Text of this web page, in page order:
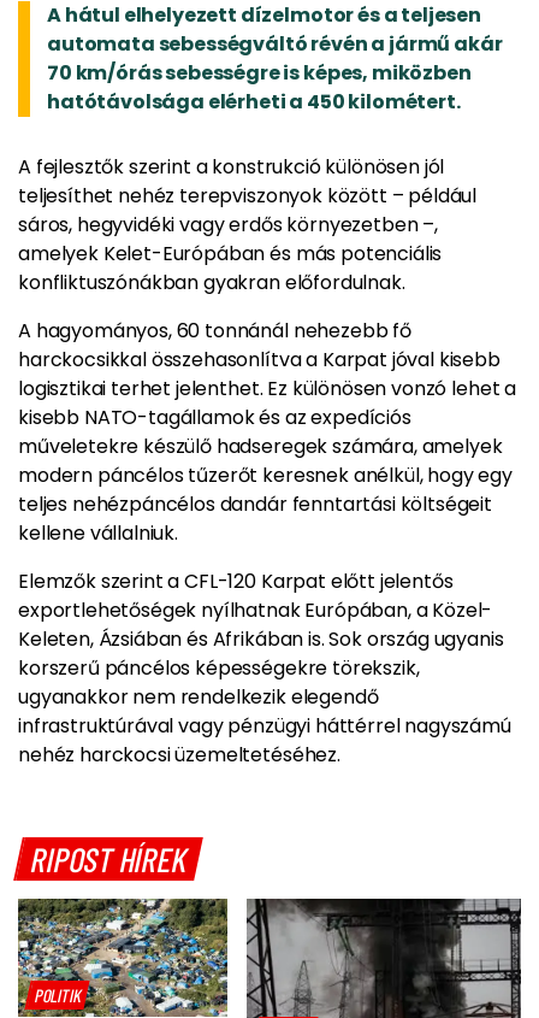
A hátul elhelyezett dízelmotor és a teljesen
automata sebességváltó révén a jármű akár
70 km/órás sebességre is képes, miközben
hatótávolsága elérheti a 450 kilométert.
A fejlesztők szerint a konstrukció különösen jól
teljesíthet nehéz terepviszonyok között – például
sáros, hegyvidéki vagy erdős környezetben –,
amelyek Kelet-Európában és más potenciális
konfliktuszónákban gyakran előfordulnak.
A hagyományos, 60 tonnánál nehezebb fő
harckocsikkal összehasonlítva a Karpat jóval kisebb
logisztikai terhet jelenthet. Ez különösen vonzó lehet a
kisebb NATO-tagállamok és az expedíciós
műveletekre készülő hadseregek számára, amelyek
modern páncélos tűzerőt keresnek anélkül, hogy egy
teljes nehézpáncélos dandár fenntartási költségeit
kellene vállalniuk.
Elemzők szerint a CFL-120 Karpat előtt jelentős
exportlehetőségek nyílhatnak Európában, a Közel-
Keleten, Ázsiában és Afrikában is. Sok ország ugyanis
korszerű páncélos képességekre törekszik,
ugyanakkor nem rendelkezik elegendő
infrastruktúrával vagy pénzügyi háttérrel nagyszámú
nehéz harckocsi üzemeltetéséhez.
RIPOST HÍREK
POLITIK